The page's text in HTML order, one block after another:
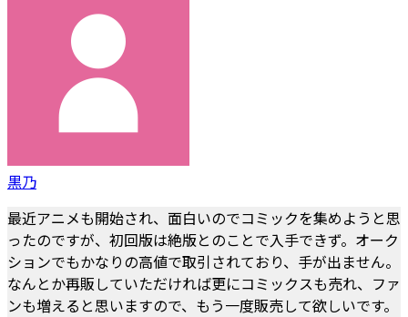
黒乃
最近アニメも開始され、面白いのでコミックを集めようと思
ったのですが、初回版は絶版とのことで入手できず。オーク
ションでもかなりの高値で取引されており、手が出ません。
なんとか再販していただければ更にコミックスも売れ、ファ
ンも増えると思いますので、もう一度販売して欲しいです。